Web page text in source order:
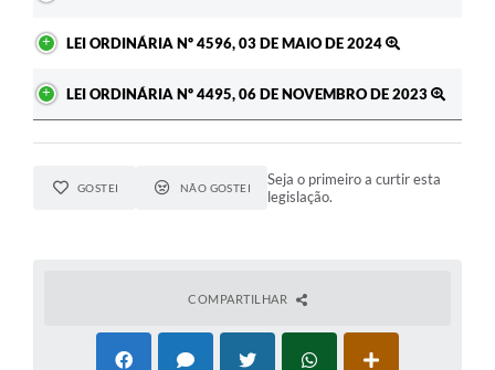
LEI ORDINÁRIA Nº 4596, 03 DE MAIO DE 2024
LEI ORDINÁRIA Nº 4495, 06 DE NOVEMBRO DE 2023
GOSTEI NÃO GOSTEI
Seja o primeiro a curtir esta
legislação.
COMPARTILHAR